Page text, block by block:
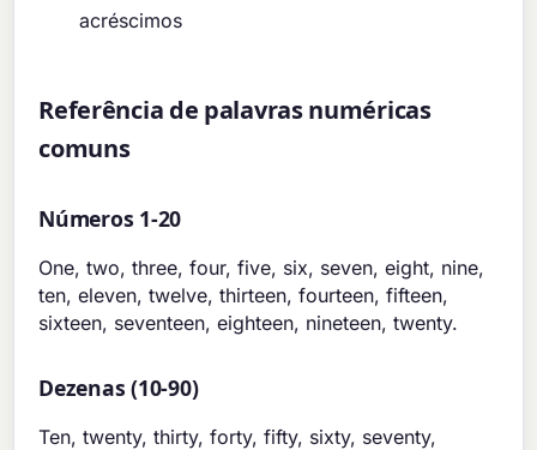
acréscimos
Referência de palavras numéricas
comuns
Números 1-20
One, two, three, four, five, six, seven, eight, nine,
ten, eleven, twelve, thirteen, fourteen, fifteen,
sixteen, seventeen, eighteen, nineteen, twenty.
Dezenas (10-90)
Ten, twenty, thirty, forty, fifty, sixty, seventy,